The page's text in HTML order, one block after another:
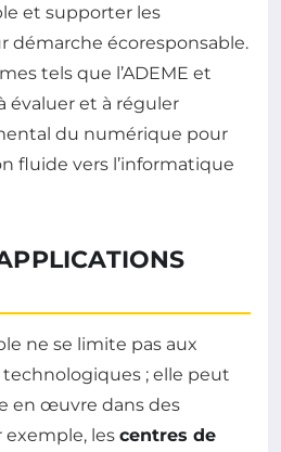
et supporter les
démarche écoresponsable.
tels que l’ADEME et
évaluer et à réguler
du numérique pour
fluide vers l’informatique
ne se limite pas aux
; elle peut
en œuvre dans des
exemple, les centres de